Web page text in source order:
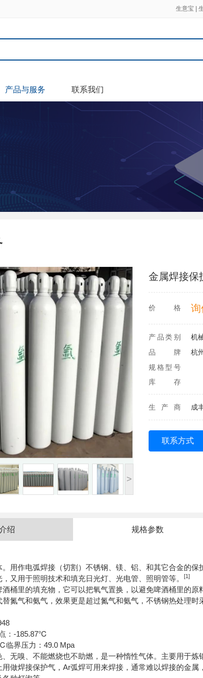
生意宝
产品与服务 联系我们
>
金属焊接保
价格 询
产品类别
机
品牌
杭
规格型号
库存
生产商 成
联系方式
绍 规格参数
。用作电弧焊接（切割）不锈钢、镁、铝、和其它合金的保
又用于照明技术和填充日光灯、 光电管 、照明管等。 [1]
桶里的填充物，它可以把氧气置换，以避免啤酒桶里的原
氮气和氨气，效果更是超过氮气和氨气，不锈钢热处理时
： -185.87℃
临界压力： 49.0 Mpa
无嗅、不能燃烧也不助燃，是一种惰性气体。主要用于炼
用做焊接保护气，Ar弧焊可用来焊接，通常难以焊接的金